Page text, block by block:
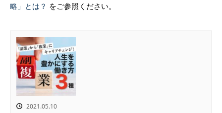
略」とは？ をご参照ください。
2021.05.10